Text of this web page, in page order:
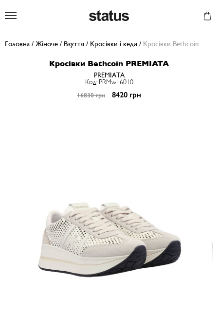
Головна / Жіноче / Взуття / Кросівки і кеди / Кросівки Bethcoin
Кросівки Bethcoin PREMIATA
PREMIATA
Код: PRMw16010
16830 грн 8420 грн